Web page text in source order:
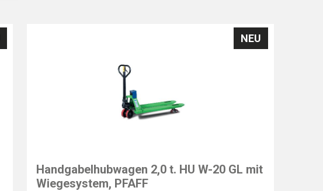
NEU
Handgabelhubwagen 2,0 t. HU W-20 GL mit
Wiegesystem, PFAFF